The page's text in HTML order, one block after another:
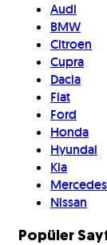
Audi
BMW
Citroen
Cupra
Dacia
Fiat
Ford
Honda
Hyundai
Kia
Nissan
Popüler